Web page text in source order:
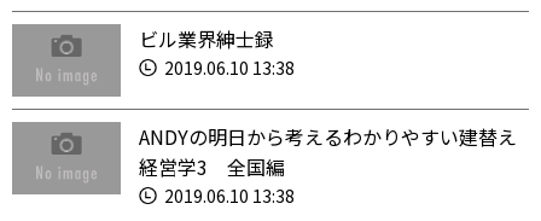
ビル業界紳士録
2019.06.10 13:38
ANDYの明日から考えるわかりやすい建替え
経営学3 全国編
2019.06.10 13:38